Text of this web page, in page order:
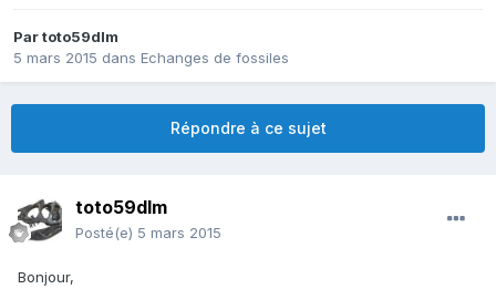
Partoto59dlm
5 mars 2015 dans Echanges de fossiles
Répondre à ce sujet
toto59dlm
Posté(e) 5 mars 2015
Bonjour,